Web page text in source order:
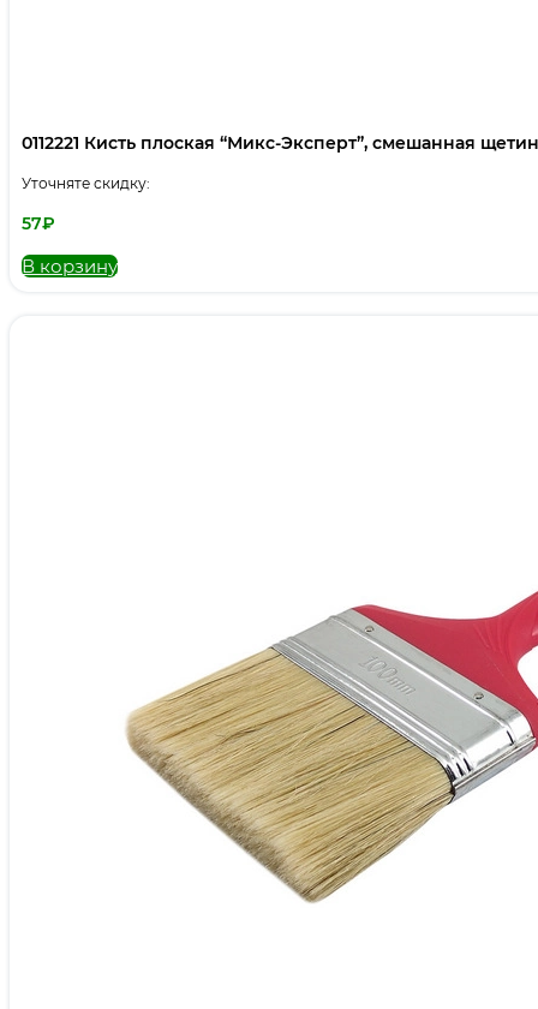
0112221 Кисть плоская “Микс-Эксперт”, смешанная
Уточняте скидку:
57₽
В корзину